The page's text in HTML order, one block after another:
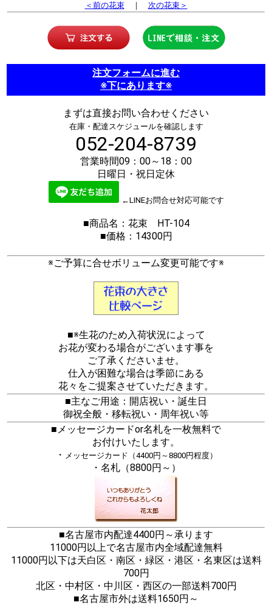
＜前の花束｜ 次の花束＞
注文フォームに進む
※下にあります※
まずは直接お問い合わせください
在庫・配達スケジュールを確認します
052-204-8739
営業時間09：00～18：00
日曜日・祝日定休
←LINEお問合せ対応可能です
■商品名：花束 HT-104
■価格：14300円
※ご予算に合せボリューム変更可能です※
■※生花のため入荷状況によって
お花が変わる場合がございます事を
ご了承くださいませ。
仕入が困難な場合は季節にある
花々をご提案させていただきます。
■主なご用途：開店祝い・誕生日
御祝全般・移転祝い・周年祝い等
■メッセージカードor名札を一枚無料で
お付けいたします。
・ メッセージカード（4400円～8800円程度）
・名札（8800円～）
■名古屋市内配達4400円～承ります
11000円以上で名古屋市内全域配達無料
11000円以下は天白区・南区・緑区・港区・名東区は送料
700円
北区・中村区・中川区・西区の一部送料700円
■名古屋市外は送料1650円～